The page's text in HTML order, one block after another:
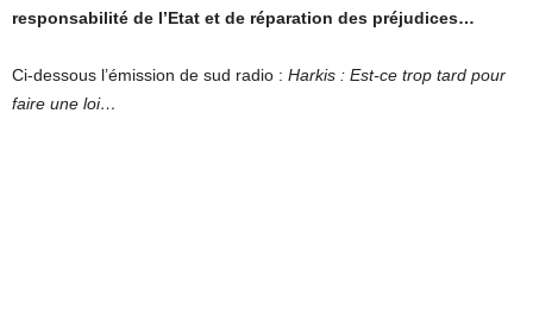
responsabilité de l’Etat et de réparation des préjudices…
Ci-dessous l’émission de sud radio : Harkis : Est-ce trop tard pour
faire une loi…